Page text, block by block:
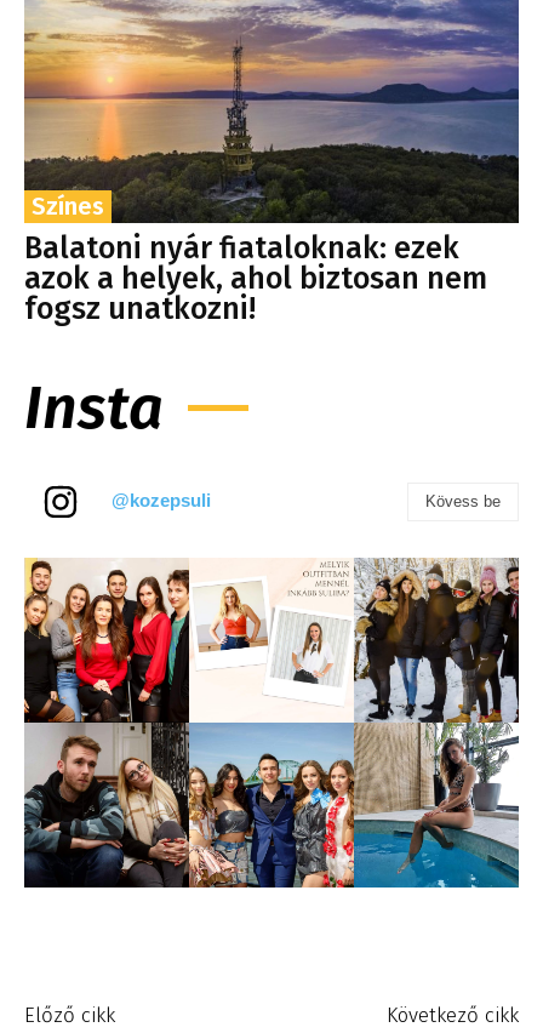
Színes
Balatoni nyár fiataloknak: ezek
azok a helyek, ahol biztosan nem
fogsz unatkozni!
Insta
@kozepsuli Kövess be
Előző cikk Következő cikk